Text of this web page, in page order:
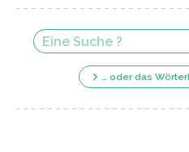
… oder das